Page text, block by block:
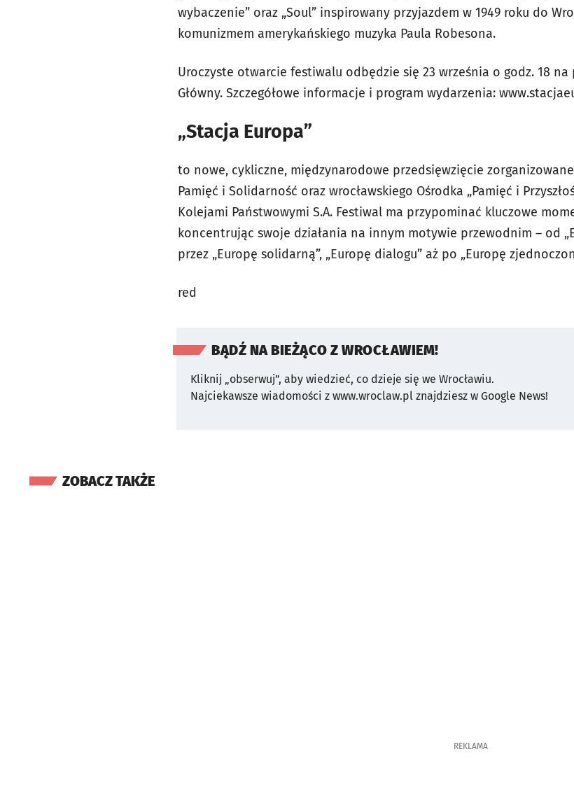
wybaczenie” oraz „Soul” inspirowany przyjazdem w 1949 roku do
komunizmem amerykańskiego muzyka Paula Robesona.
Uroczyste otwarcie festiwalu odbędzie się 23 września o godz. 18 na
Główny. Szczegółowe informacje i program wydarzenia:
„Stacja Europa”
to nowe, cykliczne, międzynarodowe przedsięwzięcie
Pamięć i Solidarność oraz wrocławskiego Ośrodka „Pamięć i
Kolejami Państwowymi S.A. Festiwal ma przypominać kluczowe
koncentrując swoje działania na innym motywie przewodnim – od
przez „Europę solidarną”, „Europę dialogu” aż po „Europę
red
BĄDŹ NA BIEŻĄCO Z WROCŁAWIEM!
Kliknij „obserwuj”, aby wiedzieć, co dzieje się we Wrocławiu.
Najciekawsze wiadomości z www.wroclaw.pl znajdziesz w Google News!
ZOBACZ TAKŻE
REKLAMA